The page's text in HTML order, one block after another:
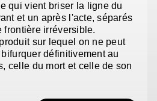
qui vient briser la ligne du
et un après l'acte, séparés
frontière irréversible.
sur lequel on ne peut
définitivement au
celle du mort et celle de son